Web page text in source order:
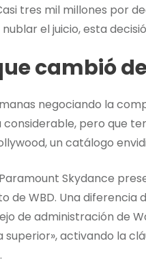
tres mil millones por
el juicio, esta
cambió
negociando la
considerable, pero que
un catálogo
Skydance
de WBD. Una
de administración de
activando la